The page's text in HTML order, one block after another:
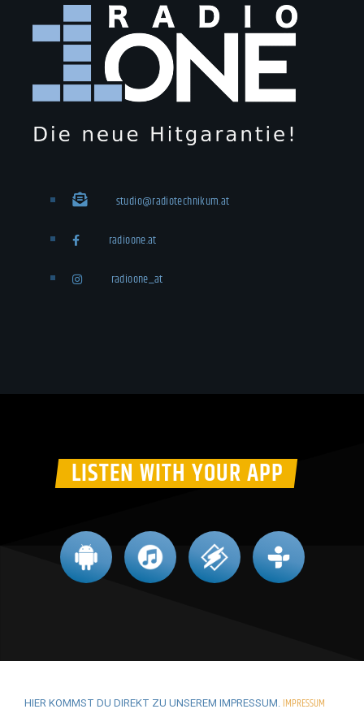
studio@radiotechnikum.at
radioone.at
radioone_at
LISTEN WITH YOUR APP
HIER KOMMST DU DIREKT ZU UNSEREM IMPRESSUM. IMPRESSUM